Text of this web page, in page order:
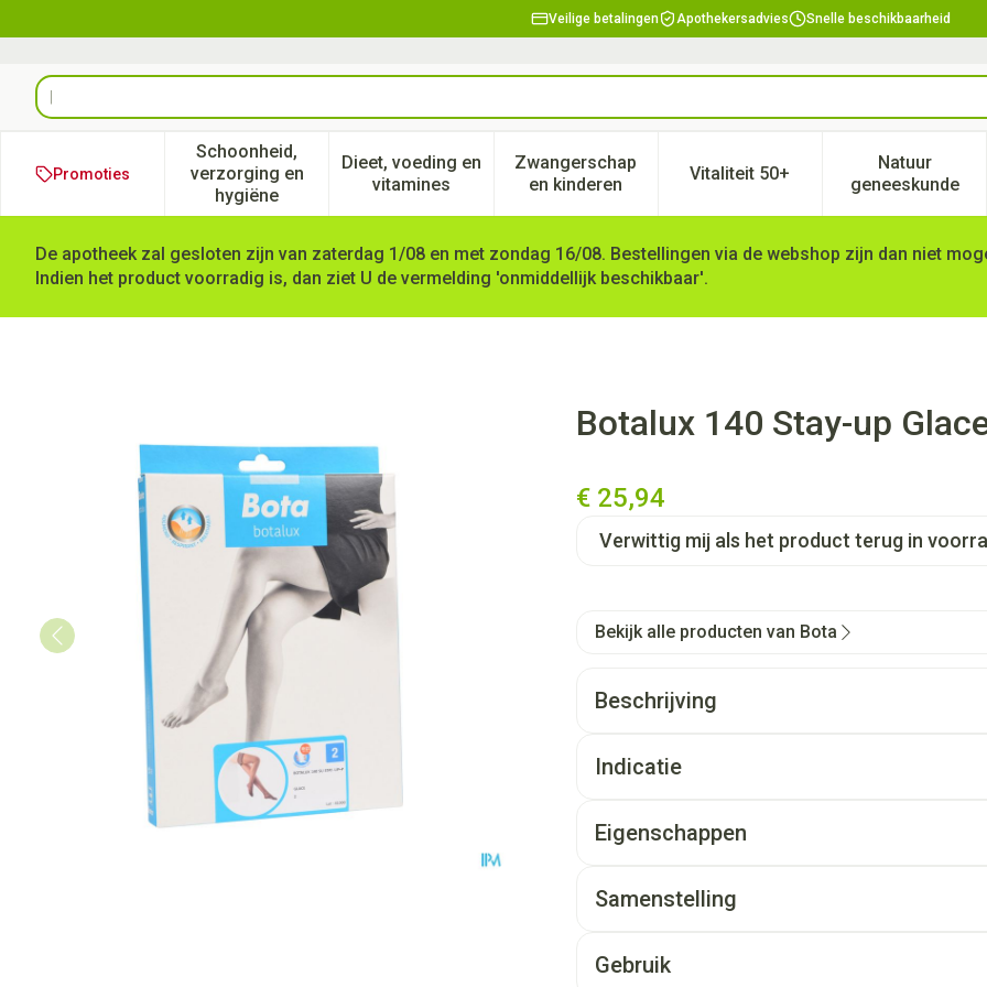
Veilige betalingen Apothekersadvies Snelle beschikbaarheid
Product, merk, categorie...
Promoties
Schoonheid,
verzorging en
hygiëne
Toon submenu voor Schoonheid, verzorging en hygiëne categorie
Dieet, voeding en
vitaminesToon submenu voor Dieet, voeding en vitamines categorie
Zwangerschap
en kinderenToon submenu voor Zwangerschap en kinderen
Vitaliteit 50+Toon submenu voor Vitaliteit
Natuur
geneeskunde
Toon
De apotheek zal gesloten zijn van zaterdag 1/08 en met zondag 16/08. Bestellingen via de webshop zijn dan niet
Indien het product voorradig is, dan ziet U de vermelding 'onmiddellijk beschikbaar'.
Botalux 140 Stay-up
€ 25,94
Verwittig mij als het product terug in
Bekijk alle producten van Bota
Beschrijving
Indicatie
Eigenschappen
Samenstelling
Gebruik